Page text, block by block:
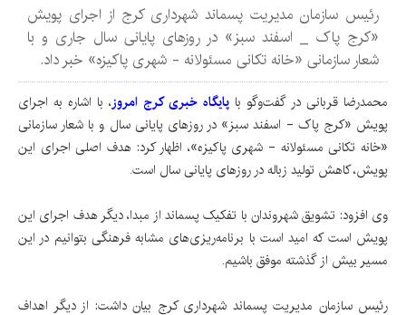
رئیس سازمان مدیریت پسماند شهرداری کرج از اجرای پویش
«کرج پاک _ اسفند سبز» در روزهای پایانی سال جاری و با
شعار سازمانی «خانه تکانی مسئولانه - شهری پاکیزه» خبر داد.
محمدرضا قربانی در گفت‌وگو با پایگاه خبری کرج امروز، با اشاره به اجرای
پویش «کرج پاک - اسفند سبز» در روزهای پایانی سال و با شعار سازمانی
«خانه تکانی مسئولانه - شهری پاکیزه»، اظهار کرد: هدف اصلی اجرای این
پویش، کاهش تولید زباله در روزهای پایانی سال است.
وی افزود: تشویق شهروندان با تفکیک پسماند از مبدا، دیگر هدف اجرای این
پویش است که‌ امید است با برنامه‌ریزی‌های مشابه فرهنگی بتوانیم در این
مسیر بیش از گذشته موفق باشیم.
رئیس سازمان مدیریت پسماند شهرداری کرج بیان داشت: از دیگر اهداف